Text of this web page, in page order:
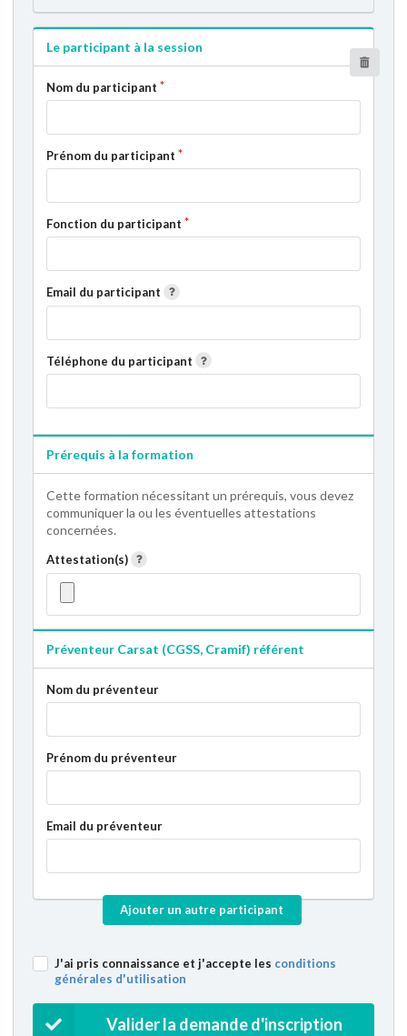
Le participant à la session
Nom du participant
Prénom du participant
Fonction du participant
Email du participant
Téléphone du participant
Prérequis à la formation
Cette formation nécessitant un prérequis, vous devez
communiquer la ou les éventuelles attestations
concernées.
Attestation(s)
Préventeur Carsat (CGSS, Cramif) référent
Nom du préventeur
Prénom du préventeur
Email du préventeur
Ajouter un autre participant
J'ai pris connaissance et j'accepte les conditions
générales d'utilisation
Valider la demande d'inscription